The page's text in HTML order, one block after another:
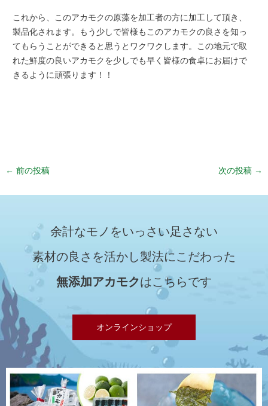
これから、このアカモクの原藻を加工者の方に加工して頂き、
製品化されます。もう少しで皆様もこのアカモクの良さを知っ
てもらうことができると思うとワクワクします。この地元で取
れた鮮度の良いアカモクを少しでも早く皆様の食卓にお届けで
きるように頑張ります！！
← 前の投稿 次の投稿 →
余計なモノをいっさい足さない
素材の良さを活かし製法にこだわった
無添加アカモクはこちらです
オンラインショップ